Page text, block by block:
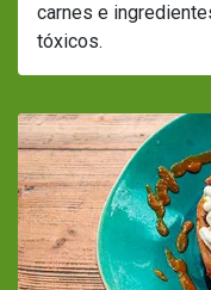
carnes e
tóxicos.